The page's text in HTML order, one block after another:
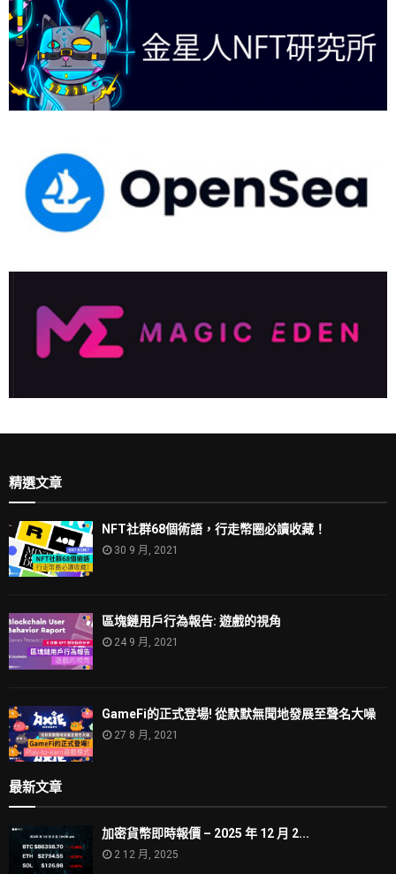
精選文章
NFT社群68個術語，行走幣圈必讀收藏！
30 9 月, 2021
區塊鏈用戶行為報告: 遊戲的視角
24 9 月, 2021
GameFi的正式登場! 從默默無聞地發展至聲名大噪
27 8 月, 2021
最新文章
加密貨幣即時報價 – 2025 年 12 月 2...
2 12 月, 2025